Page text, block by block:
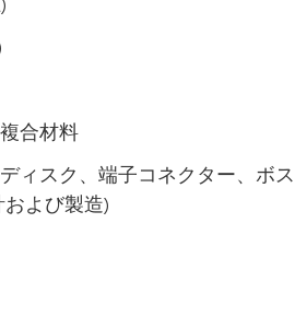
合材料
ィスク、端子コネクター、ボ
よび製造)